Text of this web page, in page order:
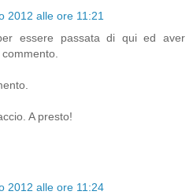
2012 alle ore 11:21
essere passata di qui ed aver
A presto!
2012 alle ore 11:24